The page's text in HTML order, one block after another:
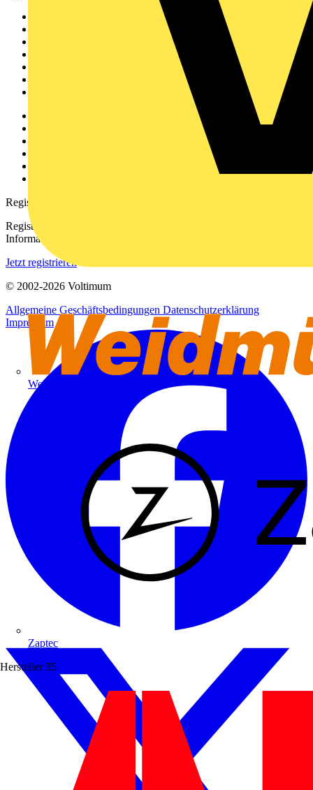
Weidmüller
Zaptec
Hersteller 35
Registrierung
Registrieren Sie sich kostenlos und erhalten Sie stets aktuelle
Informationen aus der Elektroindustrie.
Jetzt registrieren
© 2002-2026 Voltimum
Allgemeine Geschäftsbedingungen Datenschutzerklärung
Impressum